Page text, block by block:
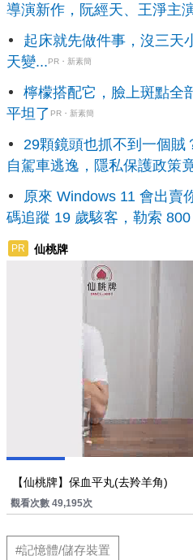
導演新作，阮經天、王淨主
起床就先做件事，沒三天
天變...PR・新素簡
檸檬搭配它，臉上斑點全
平坦了 PR・新素簡
29顆鏡頭也抓不到一個賊
自駕車逃逸，隱私保護政策
原來 Windows 11 會出賣
碼追蹤 19 歲駭客，勒索
PR 仙桃牌
【仙桃牌】保血平丸(去羚羊角)
觀看次數 49,195次
#記憶體/儲存裝置